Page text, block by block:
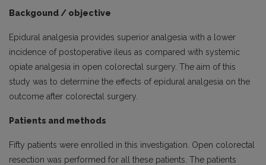
Backgound / objective
Epidural analgesia provides superior analgesia with a lower
incidence of postoperative ileus as compared with systemic
opiate analgesia in open colorectal surgery. The aim of this
study was to determine the effects of epidural analgesia on the
outcome after colorectal surgery.
Patients and methods
Fifty patients were enrolled in this investigation. Open colorectal
resection was performed for all these patients. The patients